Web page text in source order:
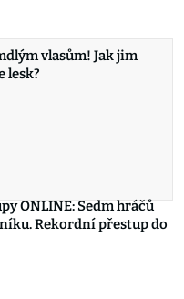
vlasům! Jak jim
lesk?
ONLINE: Sedm hráčů
Rekordní přestup do